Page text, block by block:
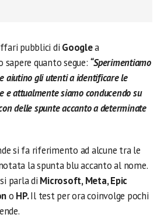
pubblici di Googlea
quanto segue: “Sperimentiamo
aiutino gli utenti a identificare le
e attualmente siamo conducendo su
delle spunte accanto a determinate
si fa riferimento ad alcune tra le
la spunta blu accanto al nome.
parla di Microsoft, Meta, Epic
o HP.Il test per ora coinvolge pochi